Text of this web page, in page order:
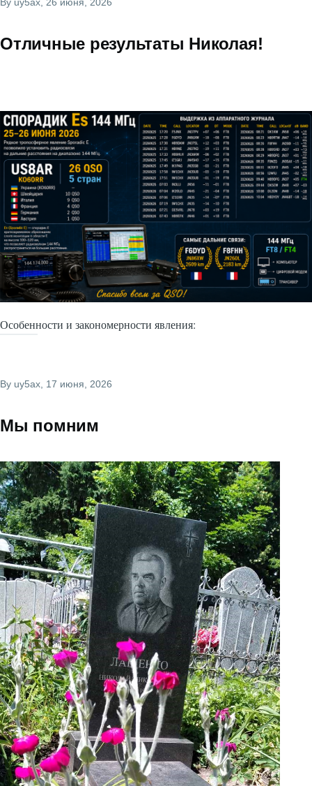
Отличные результаты Николая!
Особенности и закономерности явления:
By uy5ax , 17 июня, 2026
Мы помним